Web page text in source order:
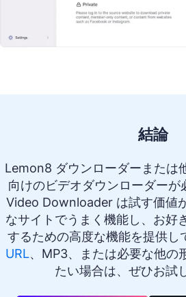
結論
Lemon8 ダウンローダーまたは
向けのビデオダウンローダー
Video Downloader は試す価値
なサイトでうまく機能し、お好
するための高度な機能を提供し
URL、MP3、または必要な他の
たい場合は、ぜひお試